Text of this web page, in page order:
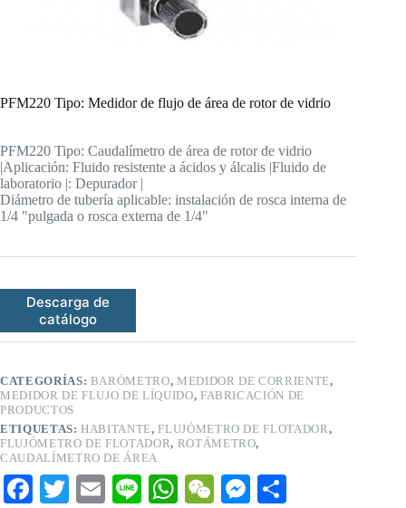
PFM220 Tipo: Medidor de flujo de área de rotor de vidrio
PFM220 Tipo: Caudalímetro de área de rotor de vidrio
|Aplicación: Fluido resistente a ácidos y álcalis |Fluido de
laboratorio |: Depurador |
Diámetro de tubería aplicable: instalación de rosca interna de
1/4 "pulgada o rosca externa de 1/4"
Descarga de
catálogo
CATEGORÍAS: BARÓMETRO, MEDIDOR DE CORRIENTE,
MEDIDOR DE FLUJO DE LÍQUIDO, FABRICACIÓN DE
PRODUCTOS
ETIQUETAS:HABITANTE,FLUJÓMETRO DE FLOTADOR,
FLUJÓMETRO DE FLOTADOR, ROTÁMETRO,
CAUDALÍMETRO DE ÁREA
Fa T
E
Li
W
W
M